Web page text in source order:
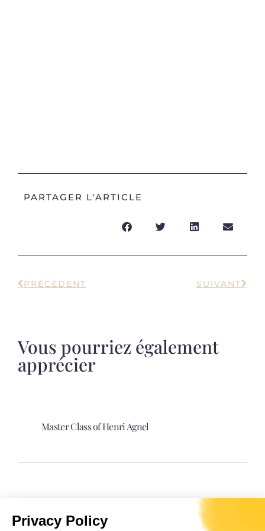
Privacy Policy
PARTAGER L'ARTICLE
PRÉCÉDENT SUIVANT
Vous pourriez également
apprécier
Master Class of Henri Agnel